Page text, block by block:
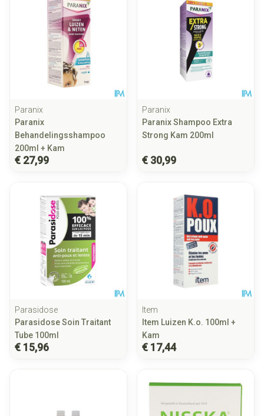
Paranix
Paranix
Behandelingsshampoo
200ml + Kam
€ 27,99
Paranix
Paranix Shampoo Extra
Strong Kam 200ml
€ 30,99
Parasidose
Parasidose Soin Traitant
Tube 100ml
€ 15,96
Item
Item Luizen K.o. 100ml +
Kam
€ 17,44